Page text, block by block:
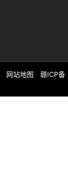
网站地图
赣ICP备